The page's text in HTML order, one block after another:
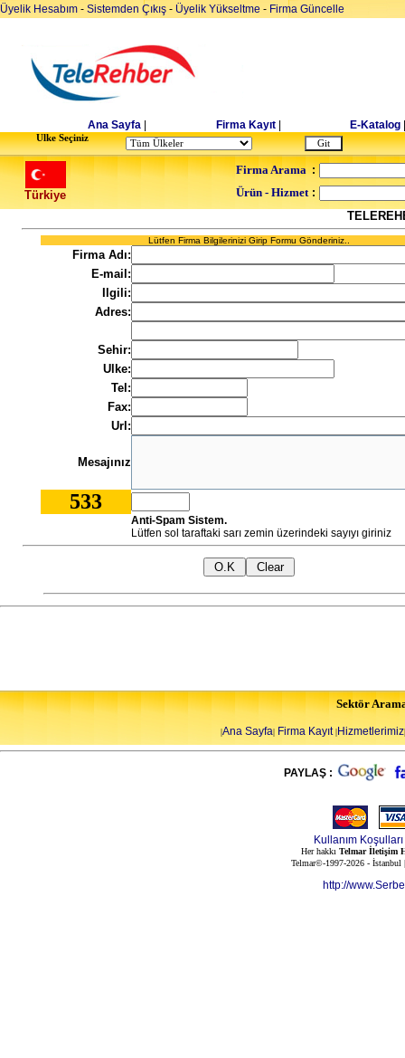
Üyelik Hesabım - Sistemden Çıkış - Üyelik Yükseltme - Firma Güncelle
Ana Sayfa Firma Kayıt E-Katalog
Ulke Seçiniz
Türkiye
Firma Arama :
Ürün - Hizmet :
Lütfen Firma Bilgilerinizi Girip Formu Gönderiniz..
Firma Adı:
E-mail:
Ilgili:
Adres:
Sehir:
Ulke:
Tel:
Fax:
Url:
Mesajınız
533
Anti-Spam Sistem.
Lütfen sol taraftaki sarı zemin üzerindeki sayıyı giriniz
Sektör
|Ana Sayfa| Firma Kayıt|Hizmetlerimiz|
PAYLAŞ :
Kullanım Koşulları
Her hakkı Telmar İletişim
Telmar©-1997-2026 -
http://